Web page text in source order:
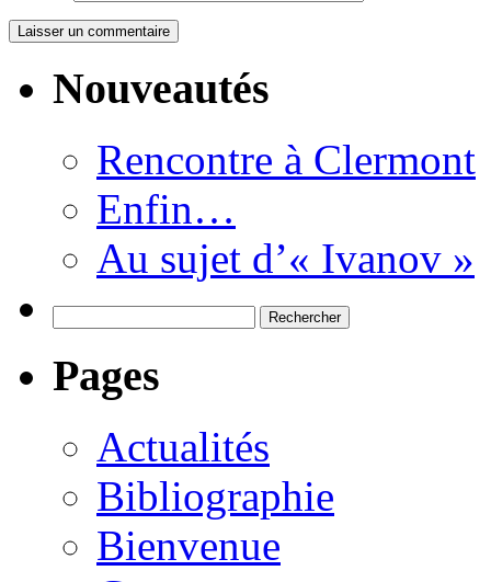
Nouveautés
Rencontre à Clermont
Enfin…
Au sujet d’« Ivanov »
Pages
Actualités
Bibliographie
Bienvenue